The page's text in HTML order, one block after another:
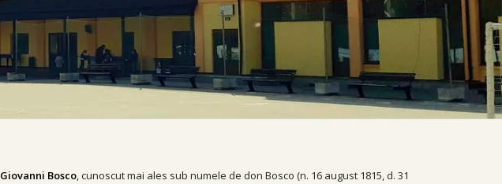
Giovanni Bosco, cunoscut mai ales sub numele de don Bosco (n. 16 august 1815, d. 31